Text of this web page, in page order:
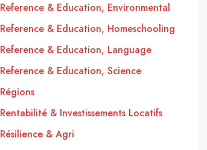
Reference & Education, Environmental
Reference & Education, Homeschooling
Reference & Education, Language
Reference & Education, Science
Régions
Rentabilité & Investissements Locatifs
Résilience & Agri